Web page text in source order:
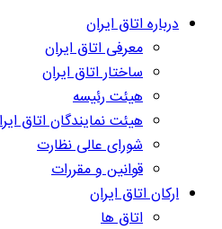
درباره اتاق ایران
معرفی اتاق ایران
ساختار اتاق ایران
هیئت رئیسه
هیئت نمایندگان اتاق
شورای عالی نظارت
قوانین و مقررات
ارکان اتاق ایران
اتاق ها